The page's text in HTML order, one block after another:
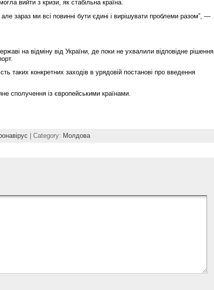
вийти з кризи, як стабільна країна.
зараз ми всі повинні бути єдині і вирішувати проблеми разом”, —
на відміну від України, де поки не ухвалили відповідне рішення,
таких конкретних заходів в урядовій постанові про введення
сполучення із європейськими країнами.
| Category: Молдова